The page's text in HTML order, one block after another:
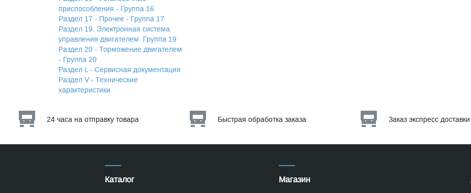
приспособления - Группа 16
Раздел 17 - Прочее - Группа 17
Раздел 19. Электронная система
управления двигателем. Группа 19
Раздел 20 - Торможение двигателем
- Группа 20
Раздел L - Сервисная документация
Раздел V - Технические
характеристики
24 часа на отправку товара Быстрая обработка заказа Заказ экспресс доставки
Каталог
Магазин